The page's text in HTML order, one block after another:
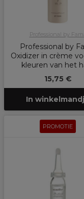
Professional by
Professional by
Oxidizer in crème
kleuren van het
15,75 €
In
PROMOTIE